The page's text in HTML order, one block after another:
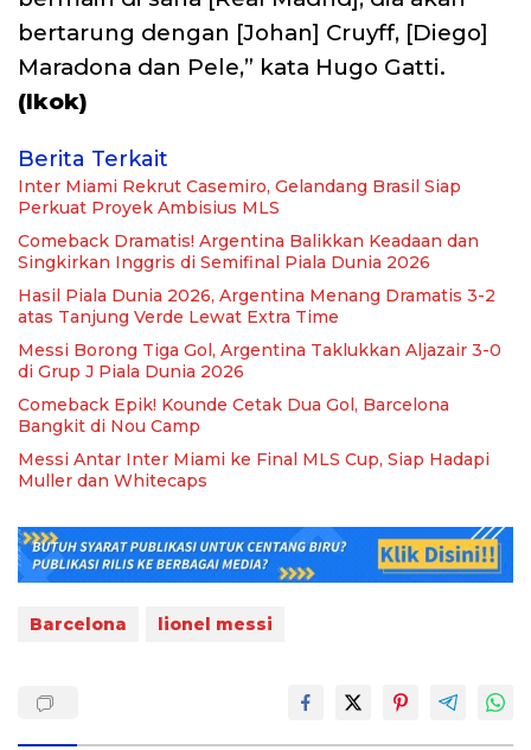
bertarung dengan [Johan] Cruyff, [Diego]
Maradona dan Pele,” kata Hugo Gatti.
(Ikok)
Berita Terkait
Inter Miami Rekrut Casemiro, Gelandang Brasil Siap
Perkuat Proyek Ambisius MLS
Comeback Dramatis! Argentina Balikkan Keadaan dan
Singkirkan Inggris di Semifinal Piala Dunia 2026
Hasil Piala Dunia 2026, Argentina Menang Dramatis 3-2
atas Tanjung Verde Lewat Extra Time
Messi Borong Tiga Gol, Argentina Taklukkan Aljazair 3-0
di Grup J Piala Dunia 2026
Comeback Epik! Kounde Cetak Dua Gol, Barcelona
Bangkit di Nou Camp
Messi Antar Inter Miami ke Final MLS Cup, Siap Hadapi
Muller dan Whitecaps
Barcelona lionel messi